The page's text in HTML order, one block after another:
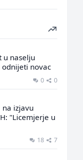
u naselju
odnijeti novac
0 0
na izjavu
"Licemjerje u
18 7